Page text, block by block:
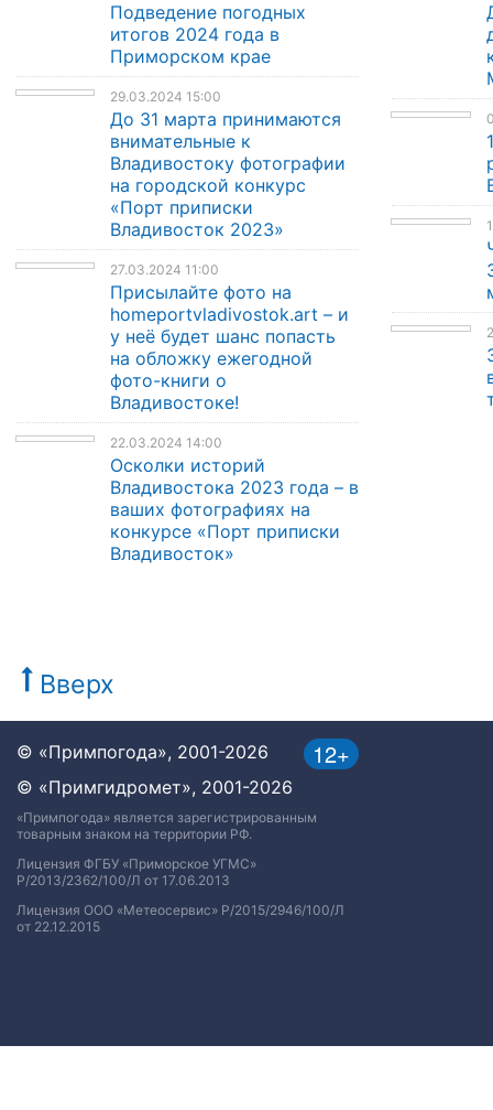
Подведение погодных
итогов 2024 года в
Приморском крае
29.03.2024 15:00
До 31 марта принимаются
внимательные к
Владивостоку фотографии
на городской конкурс
«Порт приписки
Владивосток 2023»
27.03.2024 11:00
Присылайте фото на
homeportvladivostok.art – и
у неё будет шанс попасть
на обложку ежегодной
фото-книги о
Владивостоке!
22.03.2024 14:00
Осколки историй
Владивостока 2023 года – в
ваших фотографиях на
конкурсе «Порт приписки
Владивосток»
Вверх
12+
© «Примпогода», 2001-2026
© «Примгидромет», 2001-2026
«Примпогода» является зарегистрированным
товарным знаком на территории РФ.
Лицензия ФГБУ «Приморское УГМС»
Р/2013/2362/100/Л от 17.06.2013
Лицензия ООО «Метеосервис» Р/2015/2946/100/Л
от 22.12.2015